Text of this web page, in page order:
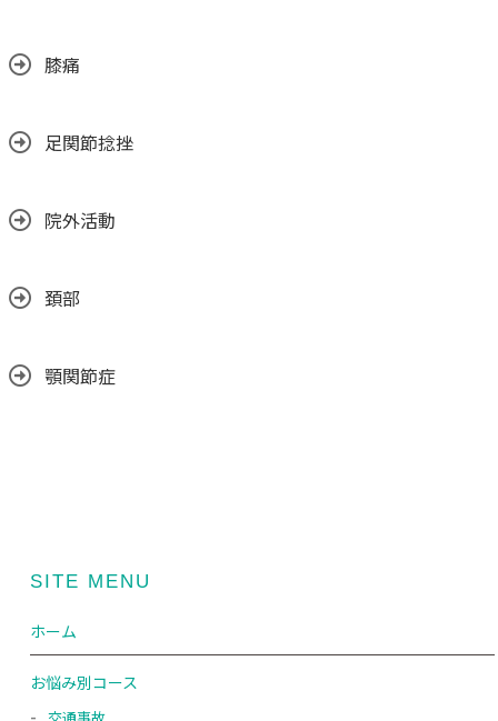
膝痛
足関節捻挫
院外活動
頚部
顎関節症
SITE MENU
ホーム
お悩み別コース